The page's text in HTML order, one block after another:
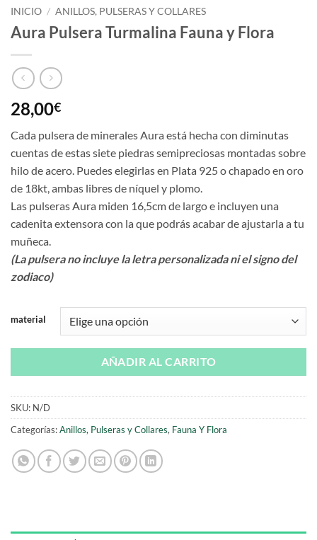
INICIO / ANILLOS, PULSERAS Y COLLARES
Aura Pulsera Turmalina Fauna y Flora
28,00€
Cada pulsera de minerales Aura está hecha con diminutas
cuentas de estas siete piedras semipreciosas montadas sobre
hilo de acero. Puedes elegirlas en Plata 925 o chapado en oro
de 18kt, ambas libres de níquel y plomo.
Las pulseras Aura miden 16,5cm de largo e incluyen una
cadenita extensora con la que podrás acabar de ajustarla a tu
muñeca.
(La pulsera no incluye la letra personalizada ni el signo del
zodiaco)
material
AÑADIR AL CARRITO
SKU: N/D
Categorías:Anillos, Pulseras y Collares, Fauna Y Flora